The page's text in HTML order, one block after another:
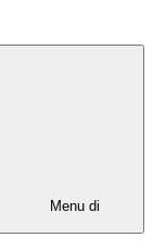
Menu di